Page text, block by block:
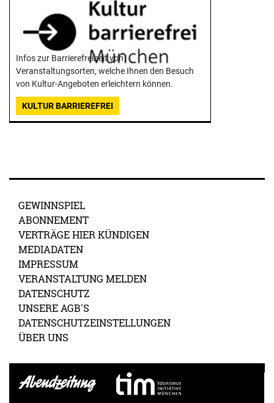
Infos zur Barrierefreiheit von
Veranstaltungsorten, welche Ihnen den Besuch
von Kultur-Angeboten erleichtern können.
KULTUR BARRIEREFREI
GEWINNSPIEL
ABONNEMENT
VERTRÄGE HIER KÜNDIGEN
MEDIADATEN
IMPRESSUM
VERANSTALTUNG MELDEN
DATENSCHUTZ
UNSERE AGB'S
DATENSCHUTZEINSTELLUNGEN
ÜBER UNS